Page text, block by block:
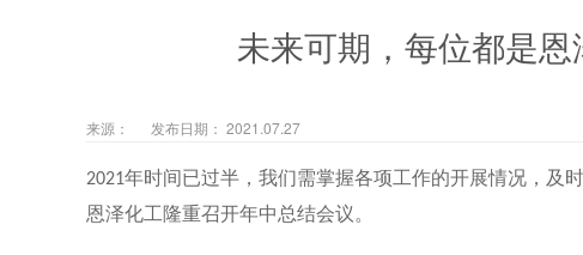
未来可期，每位都是
来源： 发布日期： 2021.07.27
2021年时间已过半，我们需掌握各项工作的开展情况，及
恩泽化工隆重召开年中总结会议。